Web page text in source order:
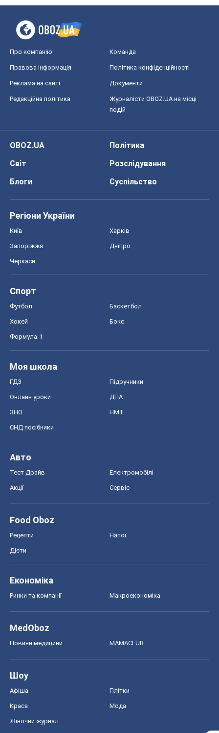
Про компанію Команда
Правова інформація Політика конфіденційності
Реклама на сайті Документи
Редакційна політика
Журналісти OBOZ.UA на місці
подій
OBOZ.UA
Політика
Світ
Розслідування
Блоги
Суспільство
Регіони України
Київ Харків
Запоріжжя Дніпро
Черкаси
Спорт
Футбол Баскетбол
Хокей Бокс
Формула-1
Моя школа
ГДЗ Підручники
Онлайн уроки ДПА
ЗНО НМТ
СНД посібники
Авто
Тест Драйв Електромобілі
Акції Сервіс
Food Oboz
Рецепти Напої
Дієти
Економіка
Ринки та компанії Макроекономіка
MedOboz
Новини медицини MAMACLUB
Шоу
Афіша Плітки
Краса Мода
Жіночий журнал